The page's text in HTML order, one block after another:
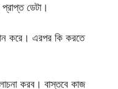
ডেটা।
করে। এরপর কি করতে
করব। বাস্তবে কাজ